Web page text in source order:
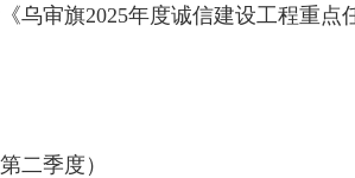
乌审旗2025年度诚信建设工程重点
二季度）